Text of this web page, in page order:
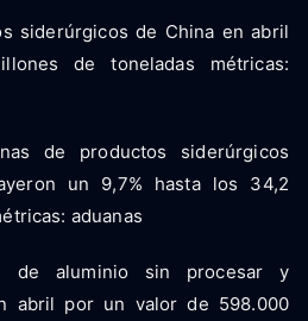
siderúrgicos de China en abril
de toneladas métricas:
de productos siderúrgicos
un 9,7% hasta los 34,2
aduanas
de aluminio sin procesar y
abril por un valor de 598.000